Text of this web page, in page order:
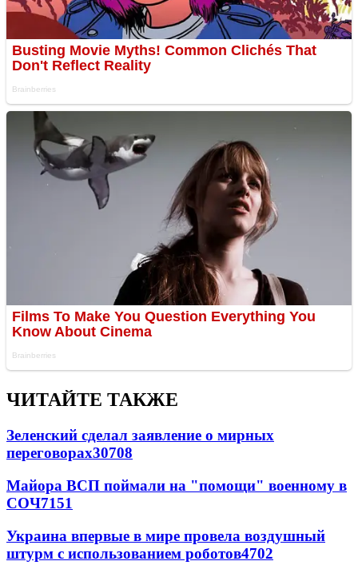
ЧИТАЙТЕ ТАКЖЕ
Зеленский сделал заявление о мирных
переговорах30708
Майора ВСП поймали на "помощи" военному в
СОЧ7151
Украина впервые в мире провела воздушный
штурм с использованием роботов4702